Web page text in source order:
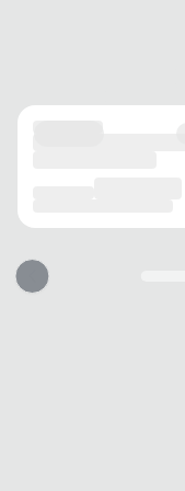
Borracha
FECHAMENTO
Autocolante
POSIÇÃO